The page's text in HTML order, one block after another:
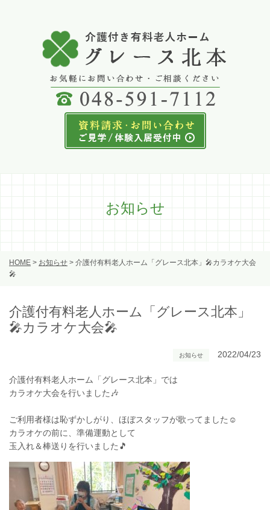
お知らせ
HOME > お知らせ > 介護付有料老人ホーム「グレース北本」🎤カラオケ大会
🎤
介護付有料老人ホーム「グレース北本」
🎤カラオケ大会🎤
お知らせ 2022/04/23
介護付有料老人ホーム「グレース北本」では
カラオケ大会を行いました🎶
ご利用者様は恥ずかしがり、ほぼスタッフが歌ってました☺
カラオケの前に、準備運動として
玉入れ＆棒送りを行いました🎵